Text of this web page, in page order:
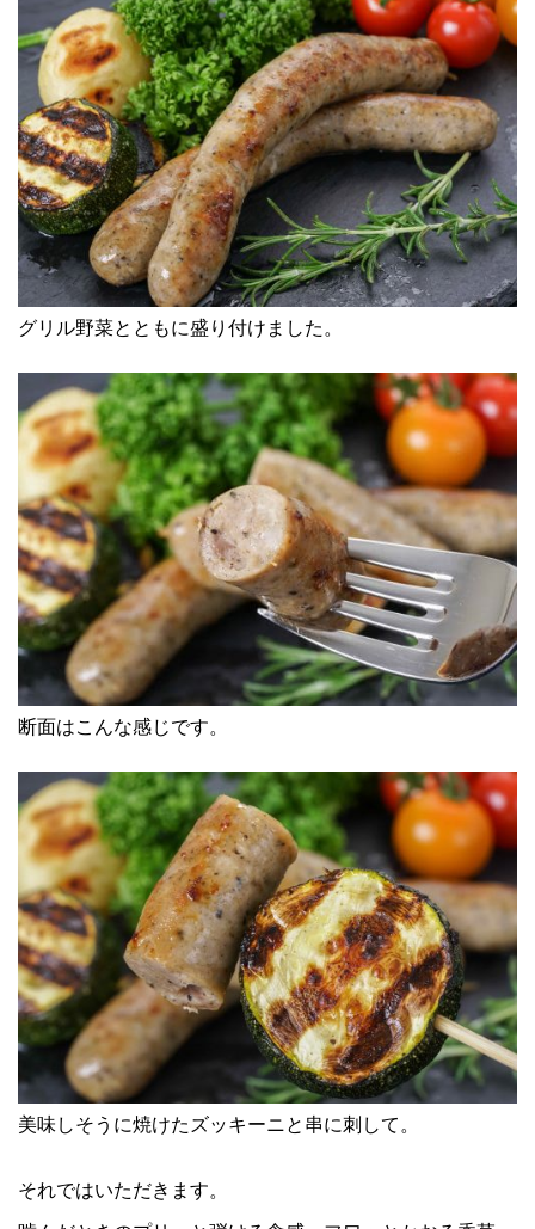
グリル野菜とともに盛り付けました。
断面はこんな感じです。
美味しそうに焼けたズッキーニと串に刺して。
それではいただきます。